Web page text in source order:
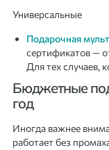
Универсальные
Подарочная
сертификатов —
Для тех случаев,
Бюджетные
год
Иногда важнее
работает без